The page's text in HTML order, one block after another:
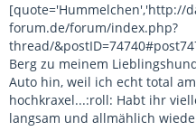
[quote='Hummelchen','http://
forum.de/forum/index.php?
thread/
Berg zu meinem
Auto hin, weil ich echt total
hochkraxel...:roll: Habt ihr
langsam und allmählich